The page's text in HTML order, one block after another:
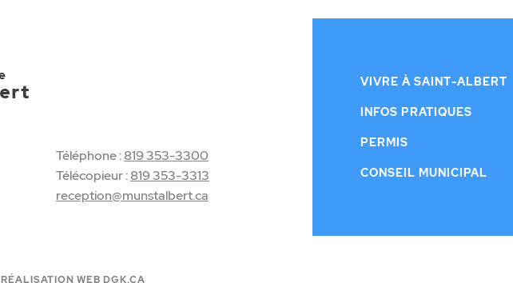
Téléphone :819 353-3300
Télécopieur :819 353-3313
reception@munstalbert.ca
VIVRE À SAINT-ALBERT
INFOS PRATIQUES
PERMIS
CONSEIL MUNICIPAL
RÉALISATION WEB DGK.CA